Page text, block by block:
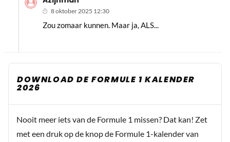
8 oktober 2025 12:30
Zou zomaar kunnen. Maar ja, ALS...
DOWNLOAD DE FORMULE 1 KALENDER
2026
Nooit meer iets van de Formule 1 missen? Dat kan! Zet
met een druk op de knop de Formule 1-kalender van